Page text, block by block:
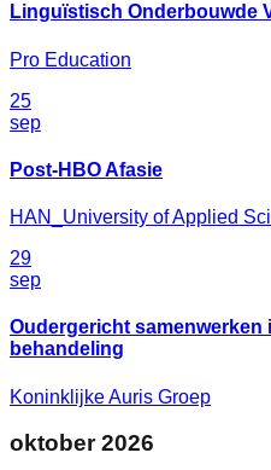
Linguïstisch Onderbouwde
Pro Education
25
sep
Post-HBO Afasie
HAN_University of Applied
29
sep
Oudergericht
behandeling
Koninklijke Auris Groep
oktober 2026